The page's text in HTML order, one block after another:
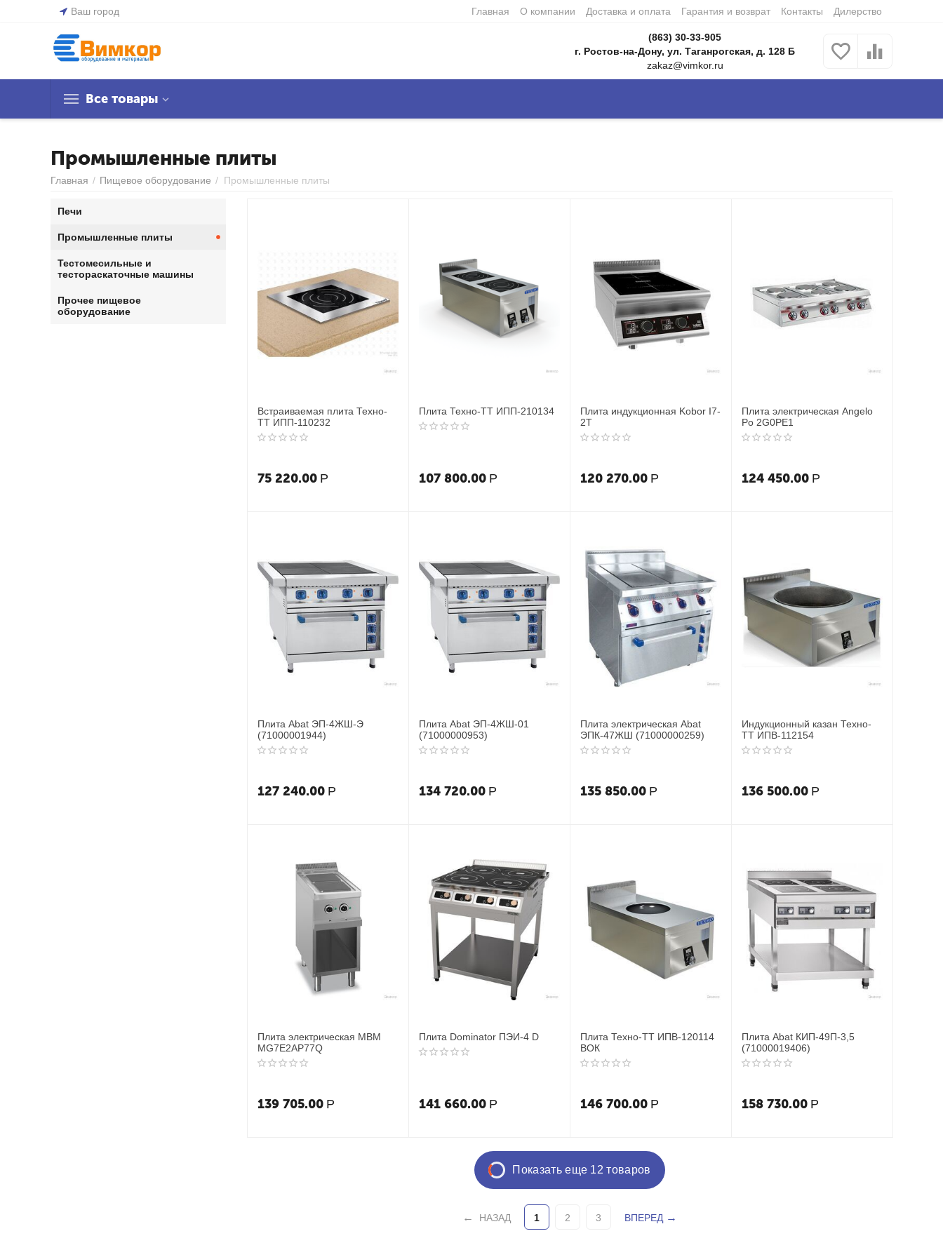
Ваш город Главная О компании Доставка и оплата Гарантия и возврат Контакты Дилерство
(863) 30-33-905
г. Ростов-на-Дону, ул. Таганрогская, д. 128 Б
zakaz@vimkor.ru
Все товары
Промышленные плиты
Главная / Пищевое оборудование / Промышленные плиты
Встраиваемая плита Техно-
ТТ ИПП-110232
75 220.00 Р
Плита Техно-ТТ ИПП-210134
107 800.00 Р
Плита индукционная Kobor I7-
2T
120 270.00 Р
Плита электрическая Angelo
Po 2G0PE1
124 450.00 Р
Плита Abat ЭП-4ЖШ-Э
(71000001944)
127 240.00 Р
Плита Abat ЭП-4ЖШ-01
(71000000953)
134 720.00 Р
Плита электрическая Abat
ЭПК-47ЖШ (71000000259)
135 850.00 Р
Индукционный казан Техно-
ТТ ИПВ-112154
136 500.00 Р
Плита электрическая MBM
MG7E2AP77Q
139 705.00 Р
Плита Dominator ПЭИ-4 D
141 660.00 Р
Плита Техно-ТТ ИПВ-120114
ВОК
146 700.00 Р
Плита Abat КИП-49П-3,5
(71000019406)
158 730.00 Р
Показать еще 12 товаров
НАЗАД 1 2 3 ВПЕРЕД
Печи
Промышленные плиты
Тестомесильные и
тестораскаточные машины
Прочее пищевое
оборудование